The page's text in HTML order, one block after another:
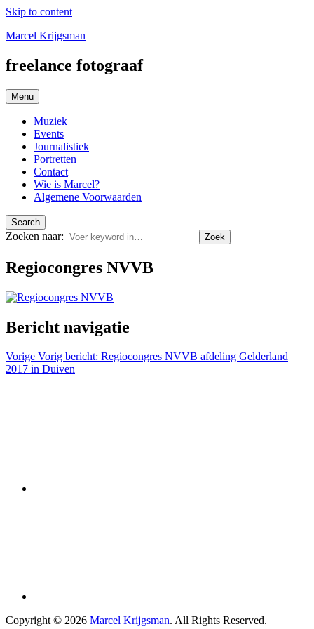
Skip to content
Marcel Krijgsman
freelance fotograaf
Menu
Muziek
Events
Journalistiek
Portretten
Contact
Wie is Marcel?
Algemene Voorwaarden
Search
Zoeken naar: Zoek
Regiocongres NVVB
Bericht navigatie
Vorige Vorig bericht: Regiocongres NVVB afdeling Gelderland
2017 in Duiven
Copyright © 2026 Marcel Krijgsman. All Rights Reserved.